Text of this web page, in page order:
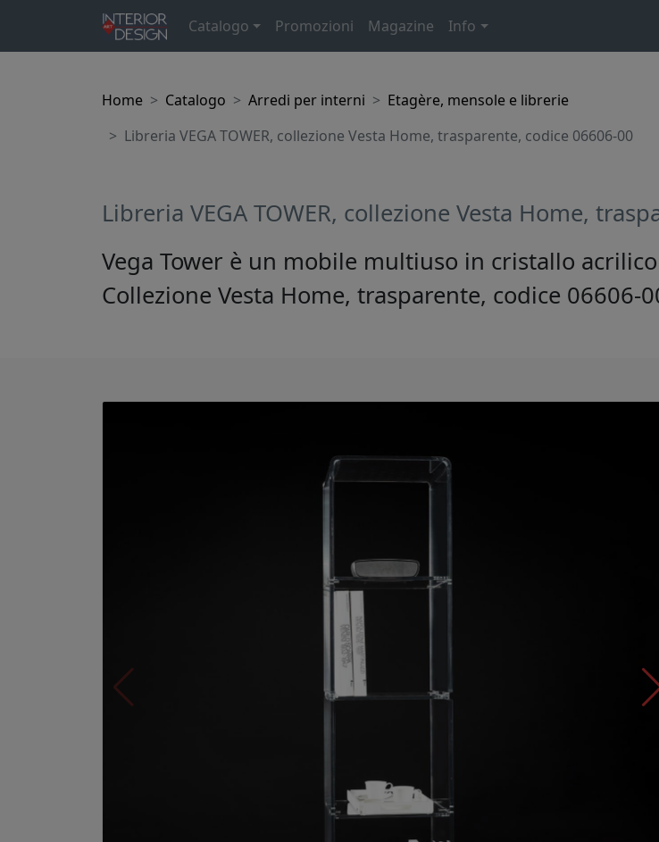
Catalogo Promozioni Magazine Info
Home Catalogo Arredi per interni
Etagère, mensole e librerie
Libreria VEGA TOWER, collezione Vesta Home, trasparente, codice 06606-00
Libreria VEGA TOWER, collezione Vesta Home,
Vega Tower è un mobile multiuso in cristallo
Collezione Vesta Home, trasparente, codice 06606-